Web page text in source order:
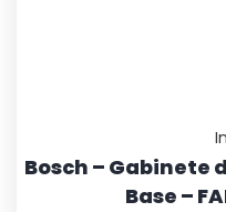
Bosch – Gabinete
Base –